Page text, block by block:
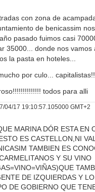
con zona de
de benicassim
pasado fuimos casi
35000... donde nos vamos
la pasta en hoteles...
por culo...
todos para alli
04/17 19:10:57.105000 GMT+2
MARINA DÓR ESTA EN
ES CASTELLON,NI
TAMBIEN ES
Y SU VINO
DE IZQUIERDAS Y
DE GOBIERNO QUE